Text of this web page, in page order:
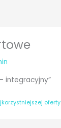
integracyjny”
oferty